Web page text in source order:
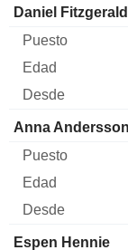
Director Puesto
Daniel Fitzgerald
Anna
Espen Hennie